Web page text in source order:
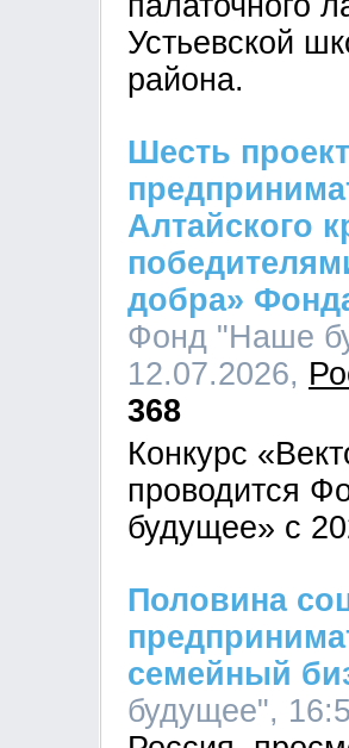
Устьевской
района.
Шесть
Алтайского
добра»
Фонд "Наше
12.07.2026,
368
Конкурс
проводится
будущее» с
Половина
семейный
будущее",